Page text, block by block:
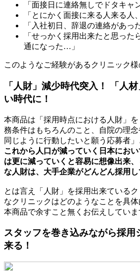
「面接日に連絡無しでドタキャ
「とにかく面接に来る人来る人
「入社初日、辞退の連絡があっ
「せっかく採用出来たと思った
通になった…」
このようなご経験があるクリニック様
「人財」減少時代突入！ 「人
い時代に！
本商品は「採用時点における人財」
務条件はもちろんのこと、自院の理念
同じように行動したいと願う応募者」
これから人口が減っていく日本にお
は更に減っていくと容易に想像出来
な人財は、大手企業がどんどん採用し
とは言え「人財」を採用出来ている
なクリニックはどのようなことを具
本商品で余すこと無くお伝えしていま
スタッフを巻き込みながら採用
来る！